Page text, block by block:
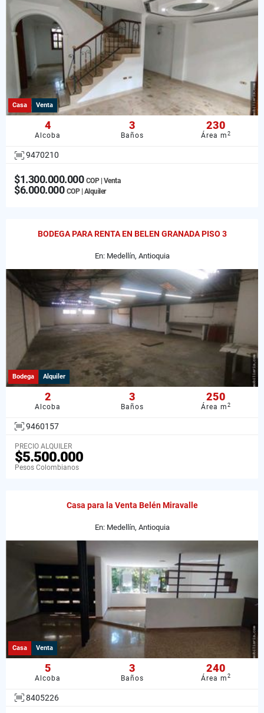
Casa Venta
4
Alcoba
3
Baños
230
Área m2
9470210
$1.300.000.000 COP | Venta
$6.000.000 COP | Alquiler
BODEGA PARA RENTA EN BELEN GRANADA PISO 3
En: Medellín, Antioquia
Bodega Alquiler
2
Alcoba
3
Baños
250
Área m2
9460157
PRECIO ALQUILER
$5.500.000
Pesos Colombianos
Casa para la Venta Belén Miravalle
En: Medellín, Antioquia
Casa Venta
5
Alcoba
3
Baños
240
Área m2
8405226